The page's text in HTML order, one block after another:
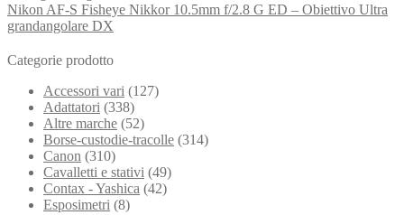
Nikon AF‑S Fisheye Nikkor 10.5mm f/2.8 G ED – Obiettivo Ultra
grandangolare DX
Categorie prodotto
Accessori vari (127)
Adattatori (338)
Altre marche (52)
Borse-custodie-tracolle (314)
Canon (310)
Cavalletti e stativi (49)
Contax - Yashica (42)
Esposimetri (8)